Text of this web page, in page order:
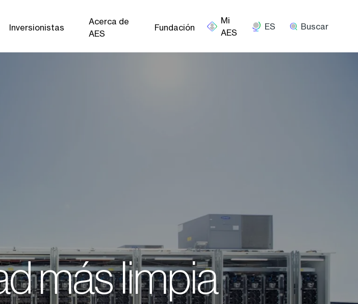
Inversionistas
Acerca de
AES
Fundación ES Buscar
más limpia